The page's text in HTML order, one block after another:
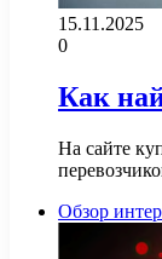
15.11.2025
0
Как
На сайте
Обзор